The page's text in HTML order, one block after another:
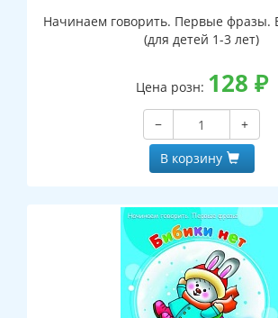
Начинаем говорить. Первые фразы.
(для детей 1-3 лет)
Цена розн: 128 ₽
−
+
В корзину